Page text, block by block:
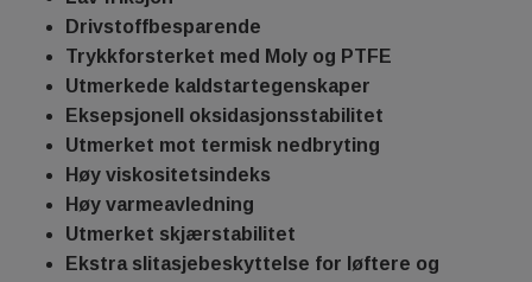
Drivstoffbesparende
Trykkforsterket med Moly og PTFE
Utmerkede kaldstartegenskaper
Eksepsjonell oksidasjonsstabilitet
Utmerket mot termisk nedbryting
Høy viskositetsindeks
Høy varmeavledning
Utmerket skjærstabilitet
Ekstra slitasjebeskyttelse for løftere og